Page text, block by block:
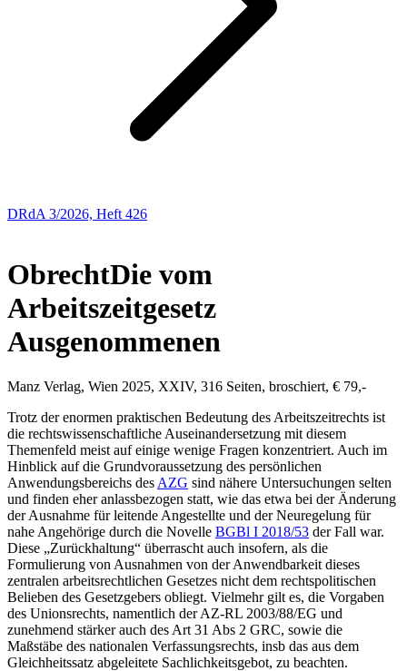
DRdA 3/2026, Heft 426
ObrechtDie vom
Arbeitszeitgesetz
Ausgenommenen
Manz Verlag, Wien 2025, XXIV, 316 Seiten, broschiert, € 79,-
Trotz der enormen praktischen Bedeutung des Arbeitszeitrechts ist
die rechtswissenschaftliche Auseinandersetzung mit diesem
Themenfeld meist auf einige wenige Fragen konzentriert. Auch im
Hinblick auf die Grundvoraussetzung des persönlichen
Anwendungsbereichs des AZG sind nähere Untersuchungen selten
und finden eher anlassbezogen statt, wie das etwa bei der Änderung
der Ausnahme für leitende Angestellte und der Neuregelung für
nahe Angehörige durch die Novelle BGBl I 2018/53 der Fall war.
Diese „Zurückhaltung“ überrascht auch insofern, als die
Formulierung von Ausnahmen von der Anwendbarkeit dieses
zentralen arbeitsrechtlichen Gesetzes nicht dem rechtspolitischen
Belieben des Gesetzgebers obliegt. Vielmehr gilt es, die Vorgaben
des Unionsrechts, namentlich der AZ-RL 2003/88/EG und
zunehmend stärker auch des Art 31 Abs 2 GRC, sowie die
Maßstäbe des nationalen Verfassungsrechts, insb das aus dem
Gleichheitssatz abgeleitete Sachlichkeitsgebot, zu beachten.